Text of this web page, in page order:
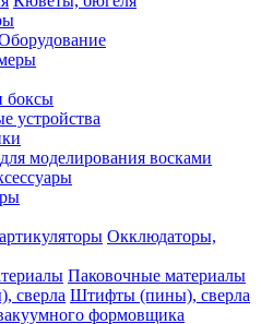
боксы
устройства
моделирования восками
Окклюдаторы,
Паковочные материалы
Штифты (пины), сверла